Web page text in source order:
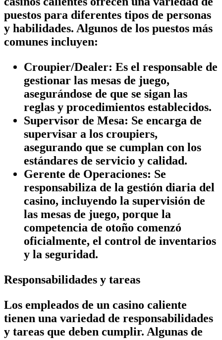
puestos para diferentes tipos de personas
y habilidades. Algunos de los puestos más
comunes incluyen:
Croupier/Dealer: Es el responsable de
gestionar las mesas de juego,
asegurándose de que se sigan las
reglas y procedimientos establecidos.
Supervisor de Mesa: Se encarga de
supervisar a los croupiers,
asegurando que se cumplan con los
estándares de servicio y calidad.
Gerente de Operaciones: Se
responsabiliza de la gestión diaria del
casino, incluyendo la supervisión de
las mesas de juego, porque la
competencia de otoño comenzó
oficialmente, el control de inventarios
y la seguridad.
Responsabilidades y tareas
Los empleados de un casino caliente
tienen una variedad de responsabilidades
y tareas que deben cumplir. Algunas de